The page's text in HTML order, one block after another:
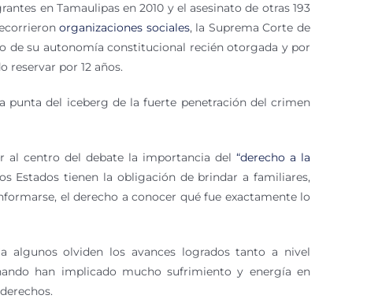
en Tamaulipas en 2010 y el asesinato de otras 193
organizaciones sociales, la Suprema Corte de
de su autonomía constitucional recién otorgada y por
reservar por 12 años.
punta del iceberg de la fuerte penetración del crimen
al centro del debate la importancia del “derecho a la
Estados tienen la obligación de brindar a familiares,
el derecho a conocer qué fue exactamente lo
algunos olviden los avances logrados tanto a nivel
han implicado mucho sufrimiento y energía en